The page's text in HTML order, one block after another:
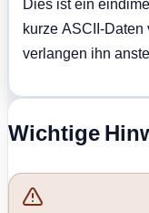
Dies ist ein
kurze ASCII-
verlangen ihn
Wichtige